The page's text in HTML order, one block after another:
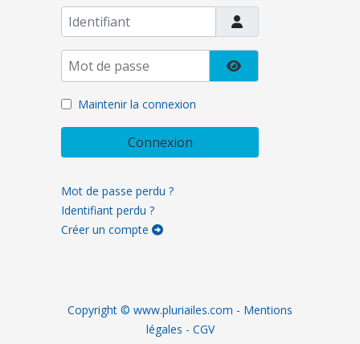
Identifiant
Mot de passe
Afficher le mot de
Maintenir la connexion
Connexion
Mot de passe perdu ?
Identifiant perdu ?
Créer un compte
Copyright © www.pluriailes.com - Mentions
légales - CGV